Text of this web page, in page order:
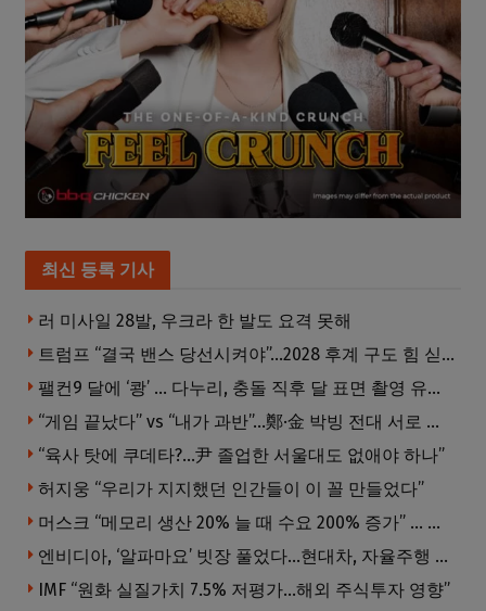
최신 등록 기사
러 미사일 28발, 우크라 한 발도 요격 못해
트럼프 “결국 밴스 당선시켜야”…2028 후계 구도 힘 싣나
팰컨9 달에 ‘쾅’ … 다누리, 충돌 직후 달 표면 촬영 유일 탐사선
“게임 끝났다” vs “내가 과반”…鄭·金 박빙 전대 서로 우위 주장
“육사 탓에 쿠데타?…尹 졸업한 서울대도 없애야 하나”
허지웅 “우리가 지지했던 인간들이 이 꼴 만들었다”
머스크 “메모리 생산 20% 늘 때 수요 200% 증가” … 반도체 매출 1조달러 눈 앞
엔비디아, ‘알파마요’ 빗장 풀었다…현대차, 자율주행 속도내나
IMF “원화 실질가치 7.5% 저평가…해외 주식투자 영향”